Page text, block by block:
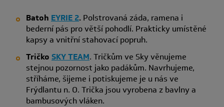
Batoh EYRIE 2.Polstrovaná záda, ramena i
bederní pás pro větší pohodlí. Prakticky umístěné
kapsy a vnitřní stahovací popruh.
Tričko SKY TEAM. Tričkům ve Sky věnujeme
stejnou pozornost jako padákům. Navrhujeme,
stříháme, šijeme i potiskujeme je u nás ve
Frýdlantu n. O. Trička jsou vyrobena z bavlny a
bambusových vláken.